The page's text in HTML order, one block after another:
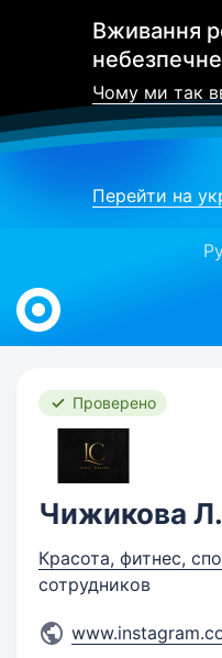
Вживання
небезпечне
Чому ми так
Перейти на
Work.ua
Проверено
Чижикова
Красота, фитнес,
сотрудников